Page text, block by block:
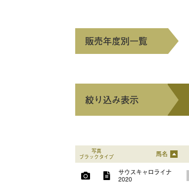
販売年度別一覧
絞り込み表示
写真
ブラックタイプ
馬名
サウスキャロライナ
2020